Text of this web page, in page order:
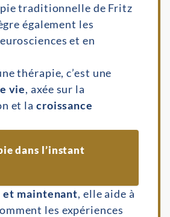
traditionnelle de Fritz
également les
et en
thérapie, c’est une
vie, axée sur la
et la croissance
dans l’instant
et maintenant, elle aide à
les expériences